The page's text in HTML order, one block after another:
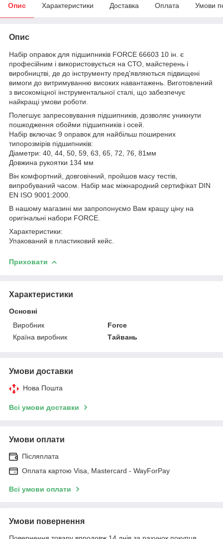
Опис Характеристики Доставка Оплата Умови
Опис
Набір оправок для підшипників FORCE 66603 10 ін. є
професійним і використовується на СТО, майстерень і
виробництві, де до інструменту пред'являються підвищені
вимоги до витримуванню високих навантажень. Виготовлений
з високоміцної інструментальної сталі, що забезпечує
найкращі умови роботи.
Полегшує запресовування підшипників, дозволяє уникнути
пошкодження обойми підшипників і осей.
Набір включає 9 оправок для найбільш поширених
типорозмірів підшипників:
Діаметри: 40, 44, 50, 59, 63, 65, 72, 76, 81мм
Довжина рукоятки 134 мм
Він комфортний, довговічний, пройшов масу тестів,
випробуваний часом. Набір має міжнародний сертифікат DIN
EN ISO 9001:2000.
В нашому магазині ми запропонуємо Вам кращу ціну на
оригінальні набори FORCE.
Характеристики:
Упакований в пластиковий кейс.
Приховати
Характеристики
Основні
Виробник
Force
Країна виробник
Тайвань
Умови доставки
Нова Пошта
Всі умови доставки
Умови оплати
Післяплата
Оплата картою Visa, Mastercard - WayForPay
Всі умови оплати
Умови повернення